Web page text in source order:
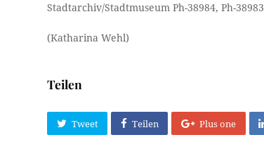
Stadtarchiv/Stadtmuseum Ph-38984, Ph-38983
(Katharina Wehl)
Teilen
Tweet Teilen Plus one